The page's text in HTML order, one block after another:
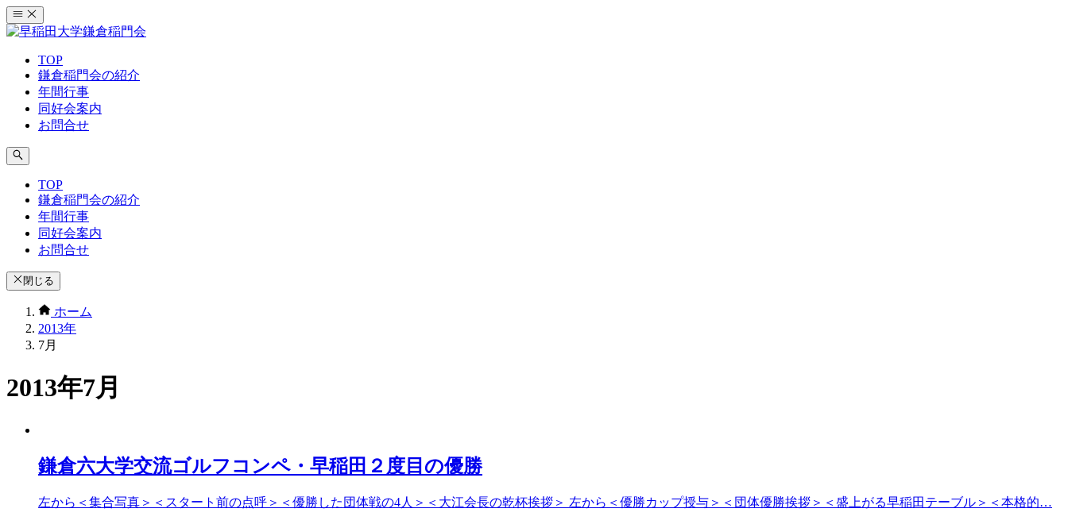
コ
ン
ッ
プ
TOP
鎌倉稲門会の紹介
年間行事
同好会案内
お問合せ
TOP
鎌倉稲門会の紹介
年間行事
同好会案内
お問合せ
閉じる
ホーム
2013年
7月
2013年7月
鎌倉六大学交流ゴルフコンペ・早稲田２度目の優勝
左から＜集合写真＞＜スタート前の点呼＞＜優勝した団体戦の4人＞＜大江会長の乾杯挨拶＞ 左から＜優勝カップ授与＞＜団体優勝挨拶＞＜盛上がる早稲田テーブル＞＜本格的…